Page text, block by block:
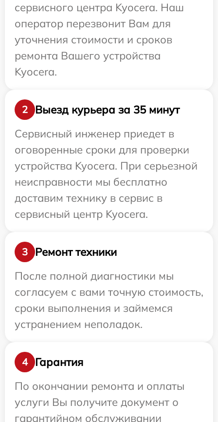
сервисного центра Kyocera. Наш
оператор перезвонит Вам для
уточнения стоимости и сроков
ремонта Вашего устройства
Kyocera.
2
Выезд курьера за 35 минут
Сервисный инженер приедет в
оговоренные сроки для проверки
устройства Kyocera. При серьезной
неисправности мы бесплатно
доставим технику в сервис в
сервисный центр Kyocera.
3
Ремонт техники
После полной диагностики мы
согласуем с вами точную стоимость,
сроки выполнения и займемся
устранением неполадок.
4
Гарантия
По окончании ремонта и оплаты
услуги Вы получите документ о
гарантийном обслуживании